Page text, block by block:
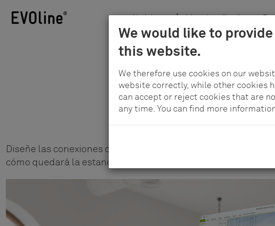
We would like to
this website.
We therefore use cookies on our
website correctly, while other cookies
can accept or reject cookies that are
any time. You can find more
Noticias Ámbitos de aplicación
Diseñe las conexiones de enchufes y datos acorde a sus
cómo quedará la estancia.